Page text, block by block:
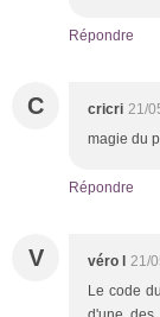
Répondre
C cricri 21/
magie du
Répondre
V véro l 21/
Le code